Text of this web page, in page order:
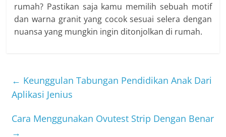
rumah? Pastikan saja kamu memilih sebuah motif
dan warna granit yang cocok sesuai selera dengan
nuansa yang mungkin ingin ditonjolkan di rumah.
← Keunggulan Tabungan Pendidikan Anak Dari
Aplikasi Jenius
Cara Menggunakan Ovutest Strip Dengan Benar
→